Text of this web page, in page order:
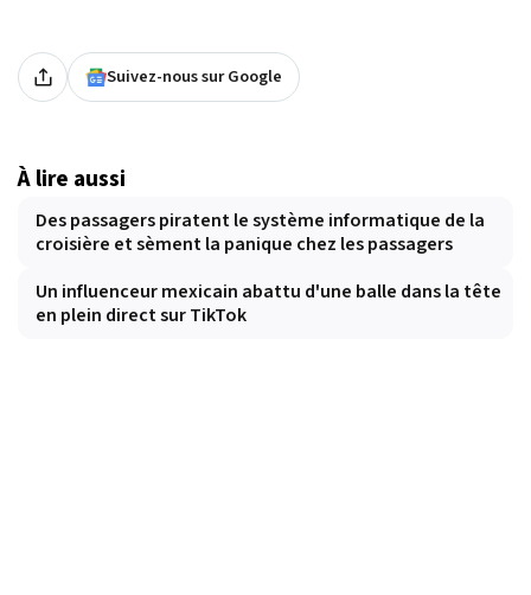
Suivez-nous sur Google
À lire aussi
Des passagers piratent le système informatique de la
croisière et sèment la panique chez les passagers
Un influenceur mexicain abattu d'une balle dans la tête
en plein direct sur TikTok